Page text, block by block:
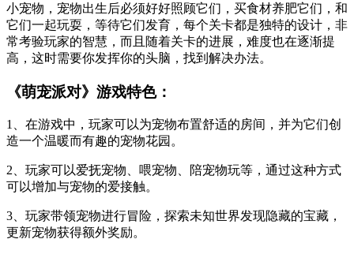
小宠物，宠物出生后必须好好照顾它们，买食材养肥它们，和
它们一起玩耍，等待它们发育，每个关卡都是独特的设计，非
常考验玩家的智慧，而且随着关卡的进展，难度也在逐渐提
高，这时需要你发挥你的头脑，找到解决办法。
《萌宠派对》游戏特色：
1、在游戏中，玩家可以为宠物布置舒适的房间，并为它们创
造一个温暖而有趣的宠物花园。
2、玩家可以爱抚宠物、喂宠物、陪宠物玩等，通过这种方式
可以增加与宠物的爱接触。
3、玩家带领宠物进行冒险，探索未知世界发现隐藏的宝藏，
更新宠物获得额外奖励。